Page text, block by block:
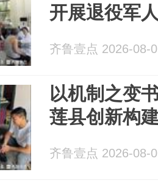
开展退役军
齐鲁壹点 2026-08-
以机制之变
莲县创新构
齐鲁壹点 2026-08-